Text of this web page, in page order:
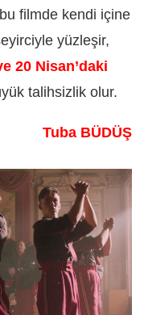
filmde kendi içine
yüzleşir,
20 Nisan’daki
talihsizlik olur.
Tuba BÜDÜŞ